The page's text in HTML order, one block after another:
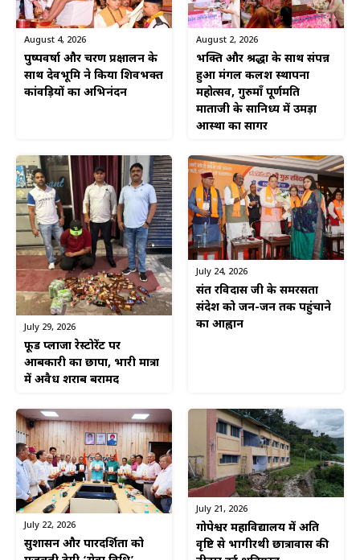
August 4, 2026
पुष्पवर्षा और चरण प्रक्षालन के
साथ देवभूमि ने किया शिवभक्त
कांवड़ियों का अभिनंदन
August 2, 2026
भक्ति और श्रद्धा के साथ संपन्न
हुआ मंगल कलश स्थापना
महोत्सव, गुरुमाँ पूर्णमति
माताजी के सानिध्य में उमड़ा
आस्था का सागर
July 29, 2026
फूड प्लाजा रेस्टोरेंट पर
आबकारी का छापा, भारी मात्रा
में अवैध शराब बरामद
July 24, 2026
संत रविदास जी के समरसता
संदेश को जन-जन तक पहुंचाने
का आह्वान
July 22, 2026
सुशासन और पारदर्शिता को
July 21, 2026
गोपेश्वर महाविद्यालय में अति
वृष्टि से भागीरथी छात्रावास की